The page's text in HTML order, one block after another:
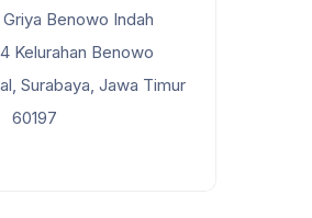
Benowo Indah
Kelurahan Benowo
Surabaya, Jawa Timur
60197